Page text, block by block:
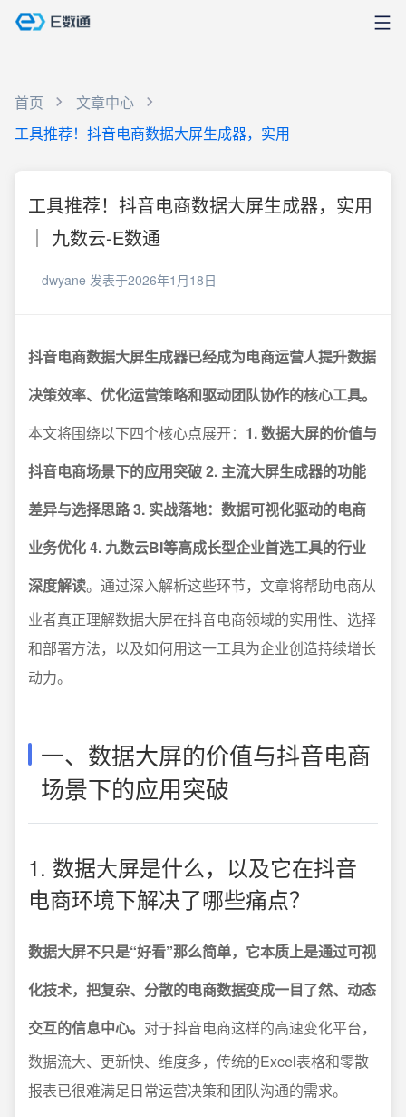
首页
文章中心
工具推荐！抖音电商数据大屏生成器，实用
工具推荐！抖音电商数据大屏生成器，实用
｜ 九数云-E数通
dwyane 发表于2026年1月18日
抖音电商数据大屏生成器已经成为电商运营人提升数据
决策效率、优化运营策略和驱动团队协作的核心工具。
本文将围绕以下四个核心点展开： 1. 数据大屏的价值与
抖音电商场景下的应用突破 2. 主流大屏生成器的功能
差异与选择思路 3. 实战落地：数据可视化驱动的电商
业务优化 4. 九数云BI等高成长型企业首选工具的行业
深度解读。通过深入解析这些环节，文章将帮助电商从
业者真正理解数据大屏在抖音电商领域的实用性、选择
和部署方法，以及如何用这一工具为企业创造持续增长
动力。
一、数据大屏的价值与抖音电商
场景下的应用突破
1. 数据大屏是什么，以及它在抖音
电商环境下解决了哪些痛点？
数据大屏不只是“好看”那么简单，它本质上是通过可视
化技术，把复杂、分散的电商数据变成一目了然、动态
交互的信息中心。 对于抖音电商这样的高速变化平台，
数据流大、更新快、维度多，传统的Excel表格和零散
报表已很难满足日常运营决策和团队沟通的需求。